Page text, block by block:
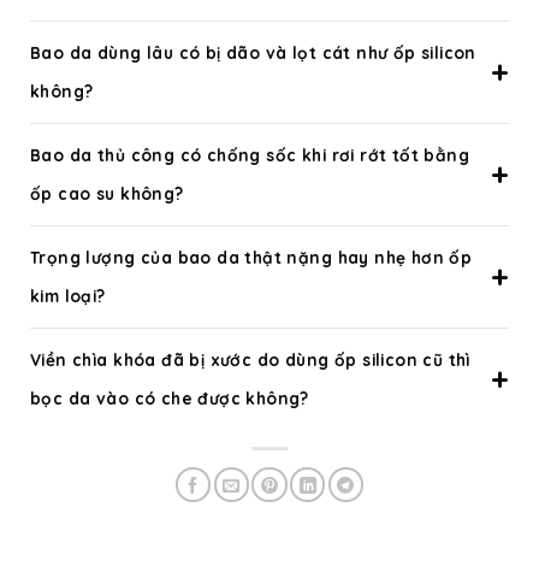
Bao da dùng lâu có bị dão và lọt cát như ốp silicon
không?
Bao da thủ công có chống sốc khi rơi rớt tốt bằng
ốp cao su không?
Trọng lượng của bao da thật nặng hay nhẹ hơn ốp
kim loại?
Viền chìa khóa đã bị xước do dùng ốp silicon cũ thì
bọc da vào có che được không?